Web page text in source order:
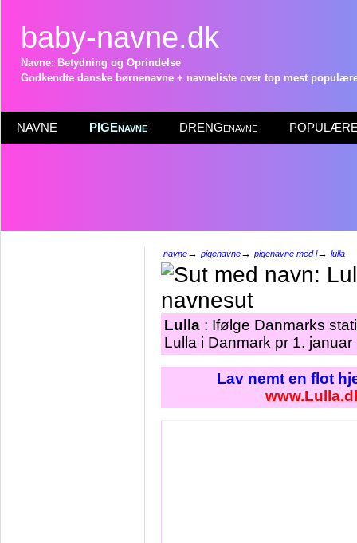
baby-navne.dk
Navne: Betydning og Oprindelse
Godkendte danske børnenavne + navneliste over top mest
NAVNE PIGEnavne DRENGenavne POPULÆRE
navne→ pigenavne→ pigenavne med l→ lulla
Lulla : Ifølge Danmarks
Lulla i Danmark pr 1. januar
Lav nemt en flot